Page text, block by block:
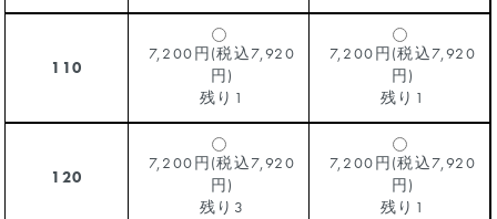
110
7,200円(税込7,920
円)
残り1
7,200円(税込7,920
円)
残り1
120
7,200円(税込7,920
円)
残り3
7,200円(税込7,920
円)
残り1